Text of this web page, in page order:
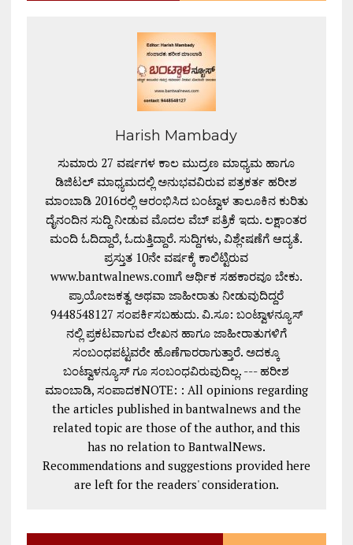
Harish Mambady
ಸುಮಾರು 27 ವರ್ಷಗಳ ಕಾಲ ಮುದ್ರಣ ಮಾಧ್ಯಮ ಹಾಗೂ
ಡಿಜಿಟಲ್ ಮಾಧ್ಯಮದಲ್ಲಿ ಅನುಭವವಿರುವ ಪತ್ರಕರ್ತ ಹರೀಶ
ಮಾಂಬಾಡಿ 2016ರಲ್ಲಿ ಆರಂಭಿಸಿದ ಬಂಟ್ವಾಳ ತಾಲೂಕಿನ ಕುರಿತು
ದೈನಂದಿನ ಸುದ್ದಿ ನೀಡುವ ಮೊದಲ ವೆಬ್ ಪತ್ರಿಕೆ ಇದು. ಲಕ್ಷಾಂತರ
ಮಂದಿ ಓದಿದ್ದಾರೆ, ಓದುತ್ತಿದ್ದಾರೆ. ಸುದ್ದಿಗಳು, ವಿಶ್ಲೇಷಣೆಗೆ ಆದ್ಯತೆ.
ಪ್ರಸ್ತುತ 10ನೇ ವರ್ಷಕ್ಕೆ ಕಾಲಿಟ್ಟಿರುವ
www.bantwalnews.comಗೆ ಆರ್ಥಿಕ ಸಹಕಾರವೂ ಬೇಕು.
ಪ್ರಾಯೋಜಕತ್ವ ಅಥವಾ ಜಾಹೀರಾತು ನೀಡುವುದಿದ್ದರೆ
9448548127 ಸಂಪರ್ಕಿಸಬಹುದು. ವಿ.ಸೂ: ಬಂಟ್ವಾಳನ್ಯೂಸ್
ನಲ್ಲಿ ಪ್ರಕಟವಾಗುವ ಲೇಖನ ಹಾಗೂ ಜಾಹೀರಾತುಗಳಿಗೆ
ಸಂಬಂಧಪಟ್ಟವರೇ ಹೊಣೆಗಾರರಾಗುತ್ತಾರೆ. ಅದಕ್ಕೂ
ಬಂಟ್ವಾಳನ್ಯೂಸ್ ಗೂ ಸಂಬಂಧವಿರುವುದಿಲ್ಲ. --- ಹರೀಶ
ಮಾಂಬಾಡಿ, ಸಂಪಾದಕNOTE: : All opinions regarding
the articles published in bantwalnews and the
related topic are those of the author, and this
has no relation to BantwalNews.
Recommendations and suggestions provided here
are left for the readers' consideration.